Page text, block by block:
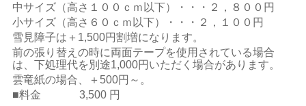
中サイズ（高さ１００ｃｍ以下）・・・２，８００円
小サイズ（高さ６０ｃｍ以下）・・・２，１００円
雪見障子は＋1,500円割増になります。
前の張り替えの時に両面テープを使用されている場合
は、下処理代を別途1,000円いただく場合があります。
雲竜紙の場合、＋500円～。
■料金 3,500 円